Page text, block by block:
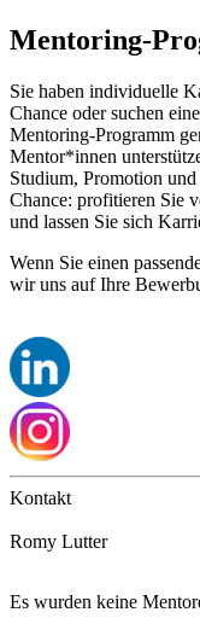
Mentoring-
Sie haben individuelle
Chance oder suchen
Mentoring-Programm
Mentor*innen
Studium, Promotion
Chance: profitieren Sie
und lassen Sie sich
Wenn Sie einen
wir uns auf Ihre
Kontakt
Romy Lutter
Es wurden keine